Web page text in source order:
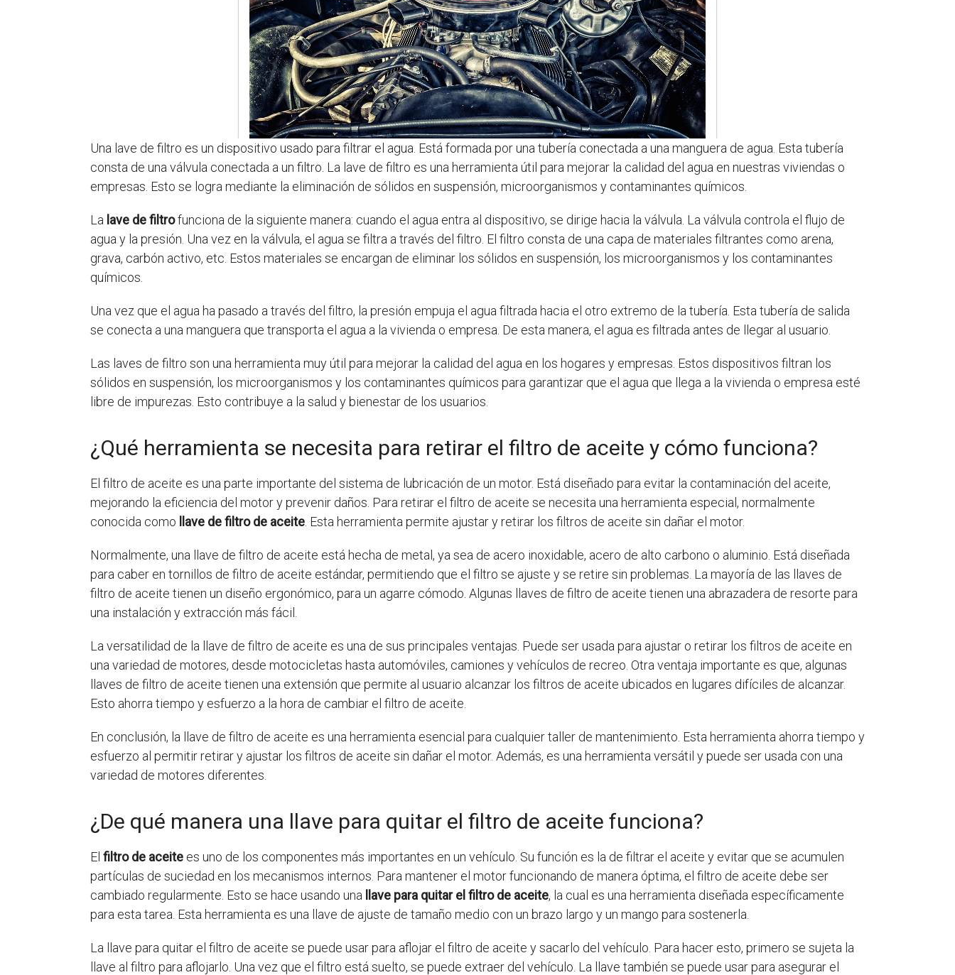
Una lave de filtro es un dispositivo usado para filtrar el agua. Está formada por una tubería conectada a una manguera de agua. Esta tubería
consta de una válvula conectada a un filtro. La lave de filtro es una herramienta útil para mejorar la calidad del agua en nuestras viviendas o
empresas. Esto se logra mediante la eliminación de sólidos en suspensión, microorganismos y contaminantes químicos.
La lave de filtrofunciona de la siguiente manera: cuando el agua entra al dispositivo, se dirige hacia la válvula. La válvula controla el flujo de
agua y la presión. Una vez en la válvula, el agua se filtra a través del filtro. El filtro consta de una capa de materiales filtrantes como arena,
grava, carbón activo, etc. Estos materiales se encargan de eliminar los sólidos en suspensión, los microorganismos y los contaminantes
químicos.
Una vez que el agua ha pasado a través del filtro, la presión empuja el agua filtrada hacia el otro extremo de la tubería. Esta tubería de salida
se conecta a una manguera que transporta el agua a la vivienda o empresa. De esta manera, el agua es filtrada antes de llegar al usuario.
Las laves de filtro son una herramienta muy útil para mejorar la calidad del agua en los hogares y empresas. Estos dispositivos filtran los
sólidos en suspensión, los microorganismos y los contaminantes químicos para garantizar que el agua que llega a la vivienda o empresa esté
libre de impurezas. Esto contribuye a la salud y bienestar de los usuarios.
¿Qué herramienta se necesita para retirar el filtro de aceite y cómo funciona?
El filtro de aceite es una parte importante del sistema de lubricación de un motor. Está diseñado para evitar la contaminación del aceite,
mejorando la eficiencia del motor y prevenir daños. Para retirar el filtro de aceite se necesita una herramienta especial, normalmente
conocida como llave de filtro de aceite . Esta herramienta permite ajustar y retirar los filtros de aceite sin dañar el motor.
Normalmente, una llave de filtro de aceite está hecha de metal, ya sea de acero inoxidable, acero de alto carbono o aluminio. Está diseñada
para caber en tornillos de filtro de aceite estándar, permitiendo que el filtro se ajuste y se retire sin problemas. La mayoría de las llaves de
filtro de aceite tienen un diseño ergonómico, para un agarre cómodo. Algunas llaves de filtro de aceite tienen una abrazadera de resorte para
una instalación y extracción más fácil.
La versatilidad de la llave de filtro de aceite es una de sus principales ventajas. Puede ser usada para ajustar o retirar los filtros de aceite en
una variedad de motores, desde motocicletas hasta automóviles, camiones y vehículos de recreo. Otra ventaja importante es que, algunas
llaves de filtro de aceite tienen una extensión que permite al usuario alcanzar los filtros de aceite ubicados en lugares difíciles de alcanzar.
Esto ahorra tiempo y esfuerzo a la hora de cambiar el filtro de aceite.
En conclusión, la llave de filtro de aceite es una herramienta esencial para cualquier taller de mantenimiento. Esta herramienta ahorra tiempo y
esfuerzo al permitir retirar y ajustar los filtros de aceite sin dañar el motor. Además, es una herramienta versátil y puede ser usada con una
variedad de motores diferentes.
¿De qué manera una llave para quitar el filtro de aceite funciona?
El filtro de aceite es uno de los componentes más importantes en un vehículo. Su función es la de filtrar el aceite y evitar que se acumulen
partículas de suciedad en los mecanismos internos. Para mantener el motor funcionando de manera óptima, el filtro de aceite debe ser
cambiado regularmente. Esto se hace usando una llave para quitar el filtro de aceite, la cual es una herramienta diseñada específicamente
para esta tarea. Esta herramienta es una llave de ajuste de tamaño medio con un brazo largo y un mango para sostenerla.
La llave para quitar el filtro de aceite se puede usar para aflojar el filtro de aceite y sacarlo del vehículo. Para hacer esto, primero se sujeta la
llave al filtro para aflojarlo. Una vez que el filtro está suelto, se puede extraer del vehículo. La llave también se puede usar para asegurar el